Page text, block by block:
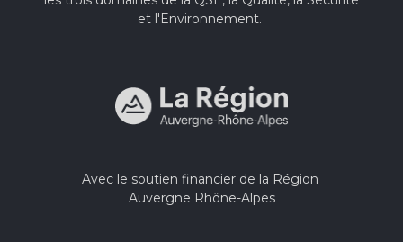
et l'Environnement.
Avec le soutien financier de la Région
Auvergne Rhône-Alpes